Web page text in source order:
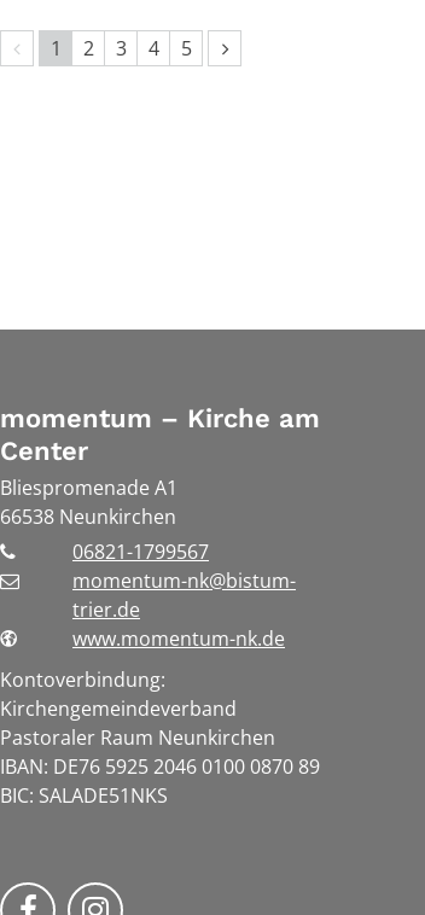
Vorherige Seite
1 2 3 4 5 Nächste Seite
momentum – Kirche am
Center
Bliespromenade A1
66538 Neunkirchen
06821-1799567
momentum-nk@bistum-
trier.de
www.momentum-nk.de
Kontoverbindung:
Kirchengemeindeverband
Pastoraler Raum Neunkirchen
IBAN: DE76 5925 2046 0100 0870 89
BIC: SALADE51NKS
momentum – Kirche am Center
Bmomentum – Kirche am